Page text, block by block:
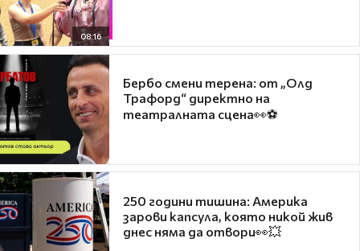
08:16
Бербо смени терена: от „Олд
Трафорд“ директно на
театралната сцена👀⚽
250 години тишина: Америка
зарови капсула, която никой жив
днес няма да отвори👀💥